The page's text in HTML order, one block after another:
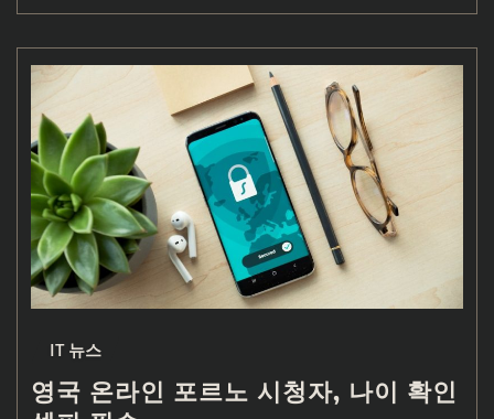
IT 뉴스
영국 온라인 포르노 시청자, 나이 확인